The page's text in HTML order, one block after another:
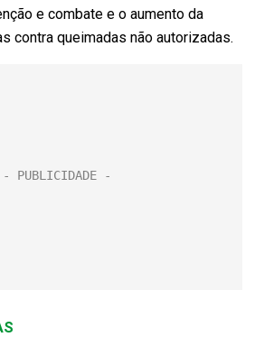
e combate e o aumento da
contra queimadas não autorizadas.